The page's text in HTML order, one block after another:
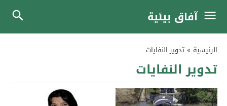
آفاق بيئية
الرئيسية » تدوير النفايات
تدوير النفايات